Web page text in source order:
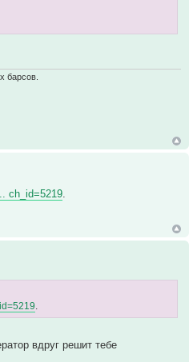
барсов.
ch_id=5219.
.
вдруг решит тебе